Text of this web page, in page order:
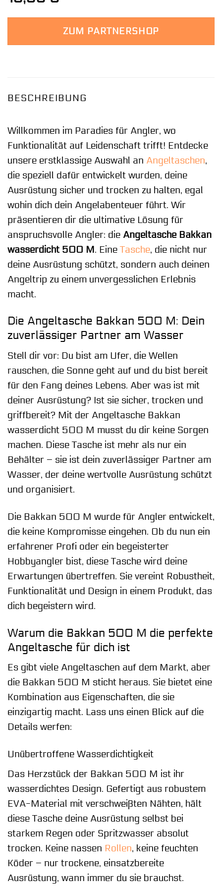
ZUM PARTNERSHOP
BESCHREIBUNG
Willkommen im Paradies für Angler, wo
Funktionalität auf Leidenschaft trifft! Entdecke
unsere erstklassige Auswahl an Angeltaschen,
die speziell dafür entwickelt wurden, deine
Ausrüstung sicher und trocken zu halten, egal
wohin dich dein Angelabenteuer führt. Wir
präsentieren dir die ultimative Lösung für
anspruchsvolle Angler: die Angeltasche Bakkan
wasserdicht 500 M. Eine Tasche, die nicht nur
deine Ausrüstung schützt, sondern auch deinen
Angeltrip zu einem unvergesslichen Erlebnis
macht.
Die Angeltasche Bakkan 500 M: Dein
zuverlässiger Partner am Wasser
Stell dir vor: Du bist am Ufer, die Wellen
rauschen, die Sonne geht auf und du bist bereit
für den Fang deines Lebens. Aber was ist mit
deiner Ausrüstung? Ist sie sicher, trocken und
griffbereit? Mit der Angeltasche Bakkan
wasserdicht 500 M musst du dir keine Sorgen
machen. Diese Tasche ist mehr als nur ein
Behälter – sie ist dein zuverlässiger Partner am
Wasser, der deine wertvolle Ausrüstung schützt
und organisiert.
Die Bakkan 500 M wurde für Angler entwickelt,
die keine Kompromisse eingehen. Ob du nun ein
erfahrener Profi oder ein begeisterter
Hobbyangler bist, diese Tasche wird deine
Erwartungen übertreffen. Sie vereint Robustheit,
Funktionalität und Design in einem Produkt, das
dich begeistern wird.
Warum die Bakkan 500 M die perfekte
Angeltasche für dich ist
Es gibt viele Angeltaschen auf dem Markt, aber
die Bakkan 500 M sticht heraus. Sie bietet eine
Kombination aus Eigenschaften, die sie
einzigartig macht. Lass uns einen Blick auf die
Details werfen:
Unübertroffene Wasserdichtigkeit
Das Herzstück der Bakkan 500 M ist ihr
wasserdichtes Design. Gefertigt aus robustem
EVA-Material mit verschweißten Nähten, hält
diese Tasche deine Ausrüstung selbst bei
starkem Regen oder Spritzwasser absolut
trocken. Keine nassen Rollen, keine feuchten
Köder – nur trockene, einsatzbereite
Ausrüstung, wann immer du sie brauchst.